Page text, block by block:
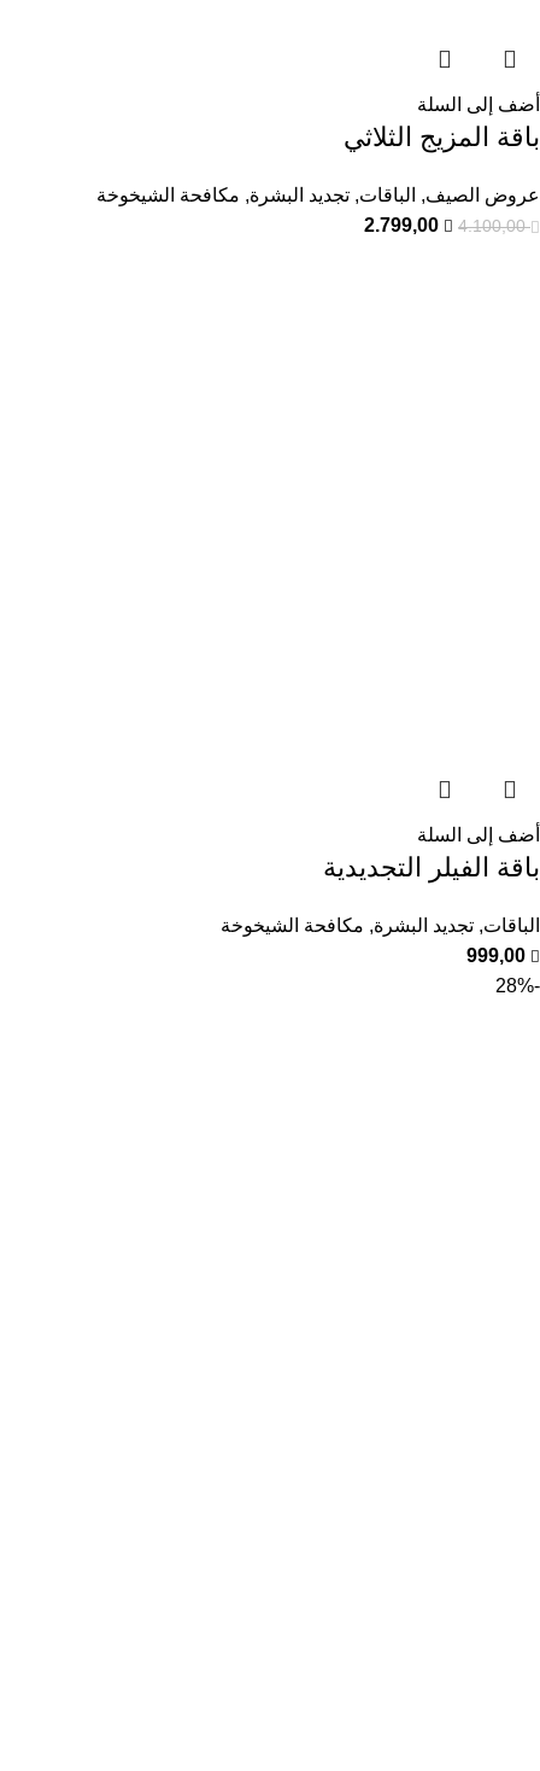
أضف إلى السلة
باقة المزيج الثلاثي
عروض الصيف, الباقات, تجديد البشرة, مكافحة الشيخوخة
4.100,00
2.799,00
أضف إلى السلة
باقة الفيلر التجديدية
الباقات, تجديد البشرة, مكافحة الشيخوخة
999,00
-28%